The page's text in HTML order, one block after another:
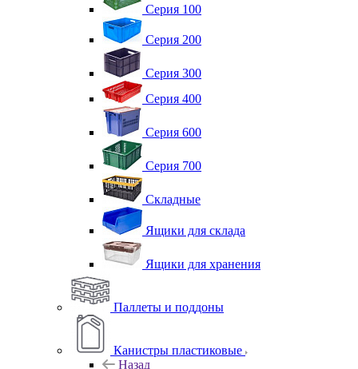
Серия 100
Серия 200
Серия 300
Серия 400
Серия 600
Серия 700
Складные
Ящики для склада
Ящики для хранения
Паллеты и поддоны
Канистры пластиковые
Назад